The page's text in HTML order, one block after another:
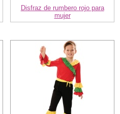
Disfraz de rumbero rojo para
mujer